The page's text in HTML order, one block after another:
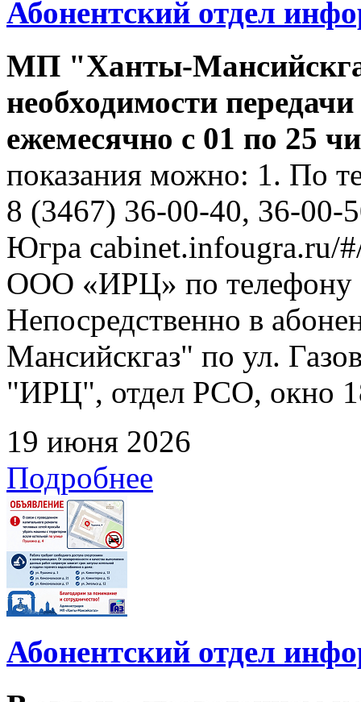
Абонентский отдел
МП "Ханты-
необходимости
ежемесячно с 01 по 25
показания можно: 1. По
8 (3467) 36-00-40, 36-00-
Югра cabinet.infougra.ru/
ООО «ИРЦ» по телефону
Непосредственно в
Мансийскгаз" по ул.
"ИРЦ", отдел РСО, окно
19 июня 2026
Подробнее
Абонентский отдел